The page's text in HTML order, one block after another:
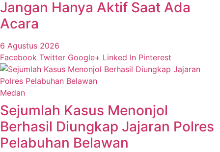
Jangan Hanya Aktif Saat Ada
Acara
6 Agustus 2026
Facebook Twitter Google+ Linked In Pinterest
Medan
Sejumlah Kasus Menonjol
Berhasil Diungkap Jajaran Polres
Pelabuhan Belawan